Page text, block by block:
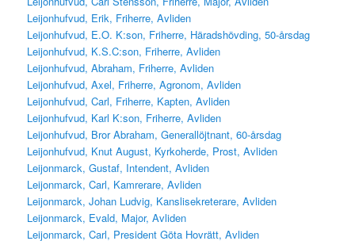
Leijonhufvud, Erik, Friherre, Avliden
Leijonhufvud, E.O. K:son, Friherre, Häradshövding, 50-årsdag
Leijonhufvud, K.S.C:son, Friherre, Avliden
Leijonhufvud, Abraham, Friherre, Avliden
Leijonhufvud, Axel, Friherre, Agronom, Avliden
Leijonhufvud, Carl, Friherre, Kapten, Avliden
Leijonhufvud, Karl K:son, Friherre, Avliden
Leijonhufvud, Bror Abraham, Generallöjtnant, 60-årsdag
Leijonhufvud, Knut August, Kyrkoherde, Prost, Avliden
Leijonmarck, Gustaf, Intendent, Avliden
Leijonmarck, Carl, Kamrerare, Avliden
Leijonmarck, Johan Ludvig, Kanslisekreterare, Avliden
Leijonmarck, Evald, Major, Avliden
Leijonmarck, Carl, President Göta Hovrätt, Avliden